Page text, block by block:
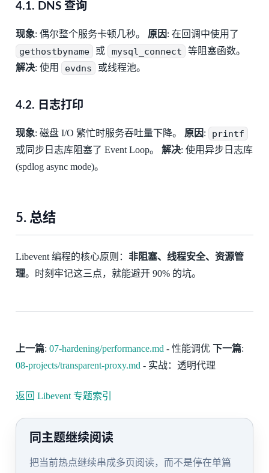
4.1. DNS 查询
现象: 偶尔整个服务卡顿几秒。 原因: 在回调中使用了
gethostbyname 或 mysql_connect
等阻塞函数。
解决: 使用 evdns 或线程池。
4.2. 日志打印
现象: 磁盘 I/O 繁忙时服务吞吐量下降。 原因: printf
或同步日志库阻塞了 Event Loop。 解决: 使用异步日志库
(spdlog async mode)。
5. 总结
Libevent 编程的核心原则： 非阻塞、线程安全、资源管
理。时刻牢记这三点，就能避开 90% 的坑。
上一篇: 07-hardening/performance.md - 性能调优 下一篇:
08-projects/transparent-proxy.md - 实战：透明代理
返回 Libevent 专题索引
同主题继续阅读
把当前热点继续串成多页阅读，而不是停在单篇